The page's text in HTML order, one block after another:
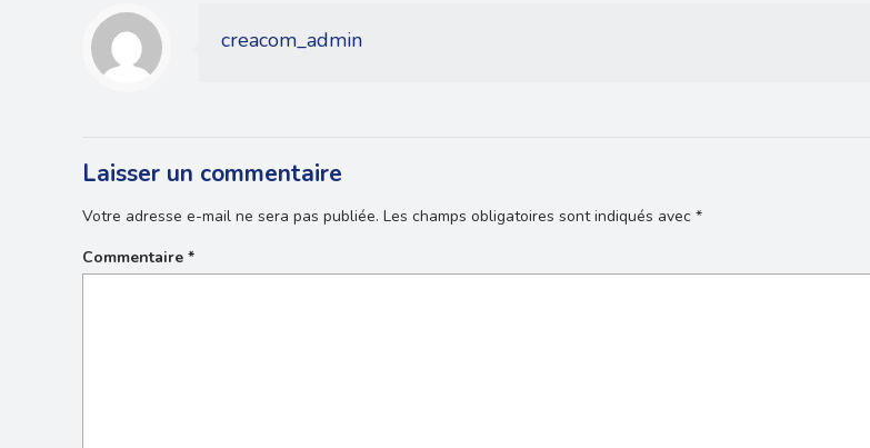
creacom_admin
Laisser un commentaire
Votre adresse e-mail ne sera pas publiée. Les champs obligatoires sont indiqués avec*
Commentaire*